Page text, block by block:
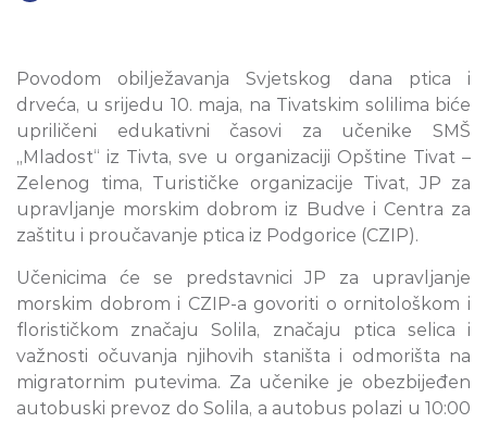
Povodom obilježavanja Svjetskog dana ptica i
drveća, u srijedu 10. maja, na Tivatskim solilima biće
upriličeni edukativni časovi za učenike SMŠ
„Mladost“ iz Tivta, sve u organizaciji Opštine Tivat –
Zelenog tima, Turističke organizacije Tivat, JP za
upravljanje morskim dobrom iz Budve i Centra za
zaštitu i proučavanje ptica iz Podgorice (CZIP).
Učenicima će se predstavnici JP za upravljanje
morskim dobrom i CZIP-a govoriti o ornitološkom i
florističkom značaju Solila, značaju ptica selica i
važnosti očuvanja njihovih staništa i odmorišta na
migratornim putevima. Za učenike je obezbijeđen
autobuski prevoz do Solila, a autobus polazi u 10:00